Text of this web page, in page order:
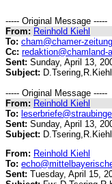
----- Original Message -----
From: Reinhold Kiehl
To: cham@chamer-
Cc: redaktion@chamland-
Sent: Sunday, April 13,
Subject:
----- Original Message -----
From: Reinhold Kiehl
To:
Sent: Sunday, April 13,
Subject:
From: Reinhold Kiehl
To:
Sent: Tuesday, April 15,